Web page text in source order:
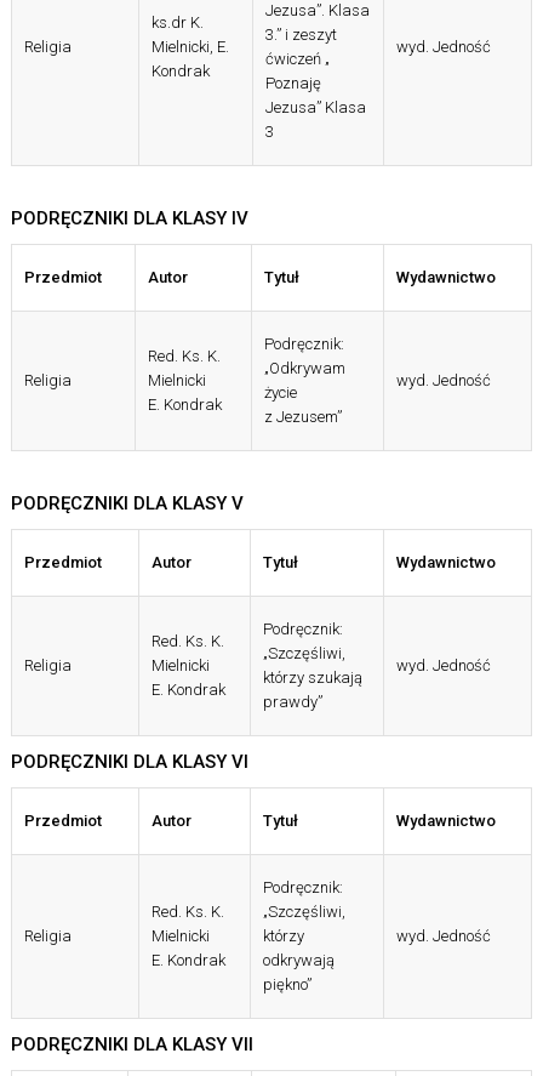
Religia
ks.dr K.
Mielnicki, E.
Kondrak
Jezusa”. Klasa
3.” i zeszyt
ćwiczeń „
Poznaję
Jezusa” Klasa
3
wyd. Jedność
PODRĘCZNIKI DLA KLASY IV
Przedmiot Autor Tytuł Wydawnictwo
Religia
Red. Ks. K.
Mielnicki
E. Kondrak
Podręcznik:
„Odkrywam
życie
z Jezusem”
wyd. Jedność
PODRĘCZNIKI DLA KLASY V
Przedmiot Autor Tytuł Wydawnictwo
Religia
Red. Ks. K.
Mielnicki
E. Kondrak
Podręcznik:
„Szczęśliwi,
którzy szukają
prawdy”
wyd. Jedność
PODRĘCZNIKI DLA KLASY VI
Przedmiot Autor Tytuł Wydawnictwo
Religia
Red. Ks. K.
Mielnicki
E. Kondrak
Podręcznik:
„Szczęśliwi,
którzy
odkrywają
piękno”
wyd. Jedność
PODRĘCZNIKI DLA KLASY VII